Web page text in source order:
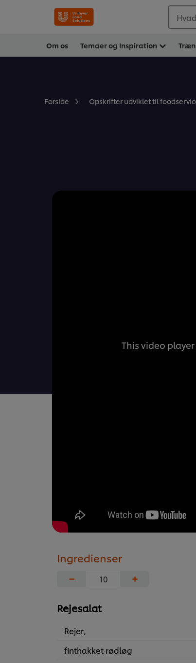
Om os Temaer og Inspiration
Forside Opskrifter udviklet til
This video
Ingredienser
−
+
Rejesalat
Rejer,
finthakket rødløg